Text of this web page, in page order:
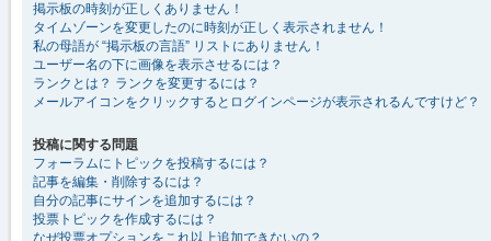
掲示板の時刻が正しくありません！
タイムゾーンを変更したのに時刻が正しく表示されません！
私の母語が “掲示板の言語” リストにありません！
ユーザー名の下に画像を表示させるには？
ランクとは？ ランクを変更するには？
メールアイコンをクリックするとログインページが表示されるんですけど？
投稿に関する問題
フォーラムにトピックを投稿するには？
記事を編集・削除するには？
自分の記事にサインを追加するには？
投票トピックを作成するには？
なぜ投票オプションをこれ以上追加できないの？